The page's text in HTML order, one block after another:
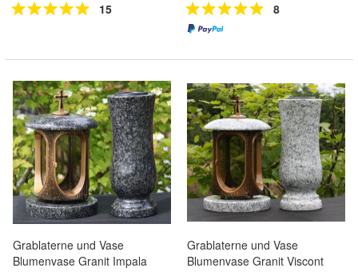
15 8
Grablaterne und Vase
Blumenvase Granit Impala
Grablaterne und Vase
Blumenvase Granit Viscont